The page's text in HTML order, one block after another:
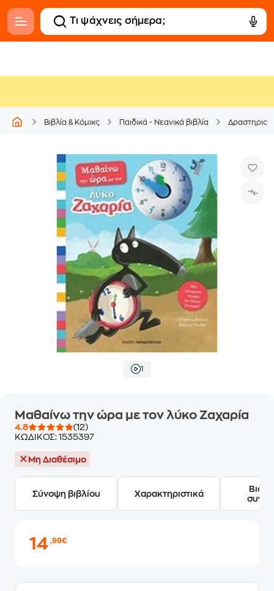
Βιβλία & Κόμικς Παιδικά - Νεανικά βιβλία
1
Μαθαίνω την ώρα με τον λύκο Ζαχαρία
4.8
(12)
ΚΩΔΙΚΟΣ: 1535397
Μη Διαθέσιμο
Σύνοψη βιβλίου Χαρακτηριστικά
14,99€